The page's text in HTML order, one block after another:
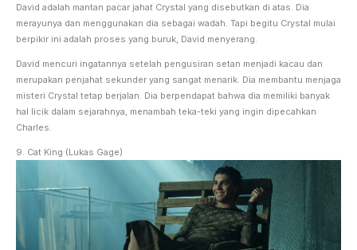
David adalah mantan pacar jahat Crystal yang disebutkan di atas. Dia
merayunya dan menggunakan dia sebagai wadah. Tapi begitu Crystal mulai
berpikir ini adalah proses yang buruk, David menyerang.
David mencuri ingatannya setelah pengusiran setan menjadi kacau dan
merupakan penjahat sekunder yang sangat menarik. Dia membantu menjaga
misteri Crystal tetap berjalan. Dia berpendapat bahwa dia memiliki banyak
hal licik dalam sejarahnya, menambah teka-teki yang ingin dipecahkan
Charles.
9. Cat King (Lukas Gage)